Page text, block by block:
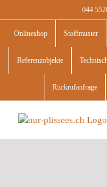
to
content
044
Onlineshop Stoffmuster
Referenzobjekte
Rückrufanfrage